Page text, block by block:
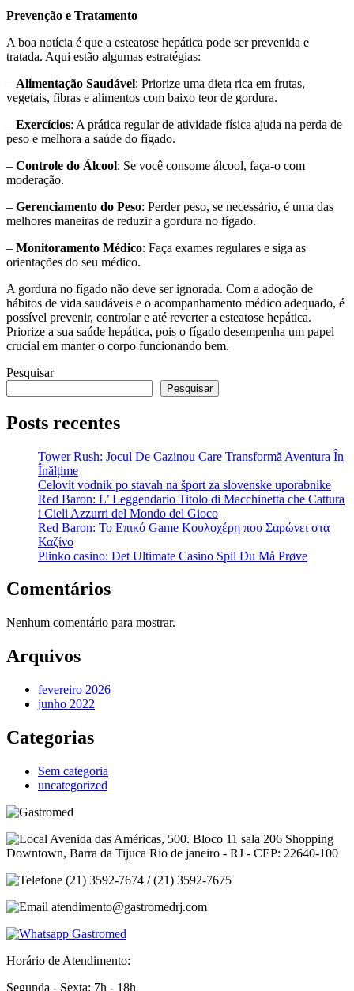
Prevenção e Tratamento
A boa notícia é que a esteatose hepática pode ser prevenida e
tratada. Aqui estão algumas estratégias:
– Alimentação Saudável: Priorize uma dieta rica em frutas,
vegetais, fibras e alimentos com baixo teor de gordura.
– Exercícios: A prática regular de atividade física ajuda na perda de
peso e melhora a saúde do fígado.
– Controle do Álcool: Se você consome álcool, faça-o com
moderação.
– Gerenciamento do Peso: Perder peso, se necessário, é uma das
melhores maneiras de reduzir a gordura no fígado.
– Monitoramento Médico: Faça exames regulares e siga as
orientações do seu médico.
A gordura no fígado não deve ser ignorada. Com a adoção de
hábitos de vida saudáveis e o acompanhamento médico adequado, é
possível prevenir, controlar e até reverter a esteatose hepática.
Priorize a sua saúde hepática, pois o fígado desempenha um papel
crucial em manter o corpo funcionando bem.
Pesquisar
Pesquisar
Posts recentes
Tower Rush: Jocul De Cazinou Care Transformă Aventura În
Înălțime
Celovit vodnik po stavah na šport za slovenske uporabnike
Red Baron: L’ Leggendario Titolo di Macchinetta che Cattura
i Cieli Azzurri del Mondo del Gioco
Red Baron: Το Επικό Game Κουλοχέρη που Σαρώνει στα
Καζίνο
Plinko casino: Det Ultimate Casino Spil Du Må Prøve
Comentários
Nenhum comentário para mostrar.
Arquivos
fevereiro 2026
junho 2022
Categorias
Sem categoria
uncategorized
Avenida das Américas, 500. Bloco 11 sala 206 Shopping
Downtown, Barra da Tijuca Rio de janeiro - RJ - CEP: 22640-100
(21) 3592-7674 / (21) 3592-7675
atendimento@gastromedrj.com
Horário de Atendimento:
Segunda - Sexta: 7h - 18h